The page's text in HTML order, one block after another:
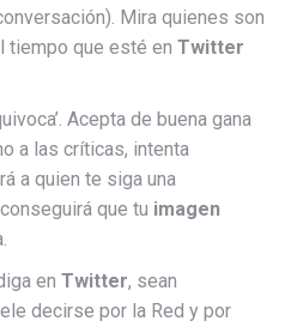
Mira quienes son
tiempo que esté en Twitter
Acepta de buena gana
a las críticas, intenta
a quien te siga una
que tu imagen
en Twitter, sean
decirse por la Red y por